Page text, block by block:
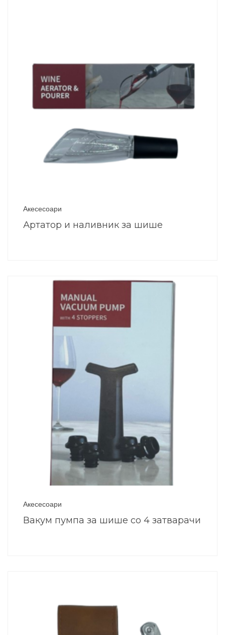
Акесесоари
Артатор и наливник за шише
Акесесоари
Вакум пумпа за шише со 4 затварачи